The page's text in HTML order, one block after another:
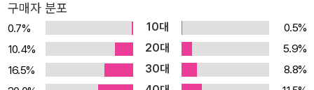
구매자 분포
0.7% 10대
0.5%
10.4%
20대
5.9%
16.5%
30대
8.8%